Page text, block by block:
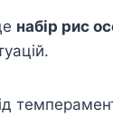
набір рис